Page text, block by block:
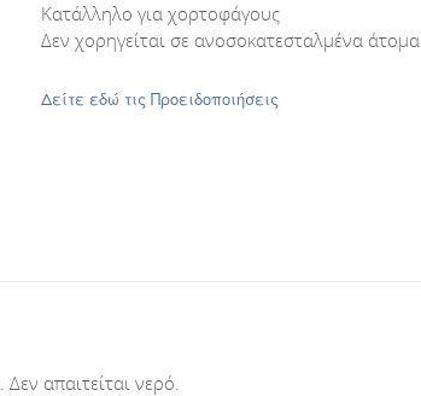
Κατάλληλο για χορτοφάγους
Δεν χορηγείται σε ανοσοκατεσταλμένα άτομα
Δείτε εδώ τις Προειδοποιήσεις
απαιτείται νερό.